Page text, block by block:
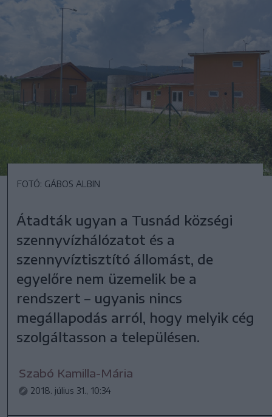
FOTÓ: GÁBOS ALBIN
Átadták ugyan a Tusnád községi
szennyvízhálózatot és a
szennyvíztisztító állomást, de
egyelőre nem üzemelik be a
rendszert – ugyanis nincs
megállapodás arról, hogy melyik cég
szolgáltasson a településen.
Szabó Kamilla-Mária
2018. július 31., 10:34